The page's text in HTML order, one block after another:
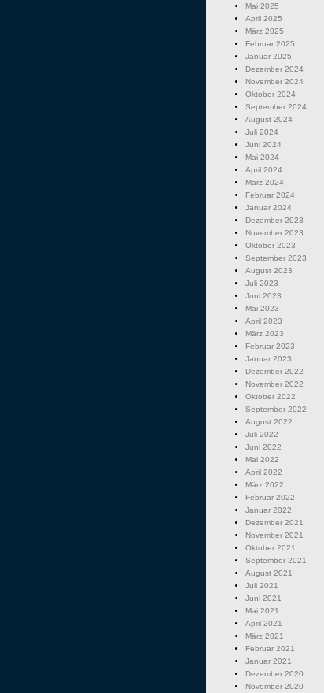
Mai 2025
April 2025
März 2025
Februar 2025
Januar 2025
Dezember 2024
November 2024
Oktober 2024
September 2024
August 2024
Juli 2024
Juni 2024
Mai 2024
April 2024
März 2024
Februar 2024
Januar 2024
Dezember 2023
November 2023
Oktober 2023
September 2023
August 2023
Juli 2023
Juni 2023
Mai 2023
April 2023
März 2023
Februar 2023
Januar 2023
Dezember 2022
November 2022
Oktober 2022
September 2022
August 2022
Juli 2022
Juni 2022
Mai 2022
April 2022
März 2022
Februar 2022
Januar 2022
Dezember 2021
November 2021
Oktober 2021
September 2021
August 2021
Juli 2021
Juni 2021
Mai 2021
April 2021
März 2021
Februar 2021
Januar 2021
Dezember 2020
November 2020